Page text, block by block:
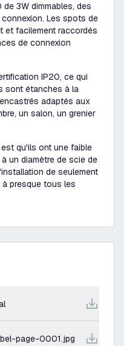
3W dimmables, des
Les spots de
et facilement raccordés
de connexion
IP20, ce qui
sont étanches à la
adaptés aux
un salon, un grenier
qu'ils ont une faible
un diamètre de scie de
de seulement
presque tous les
page-0001.jpg